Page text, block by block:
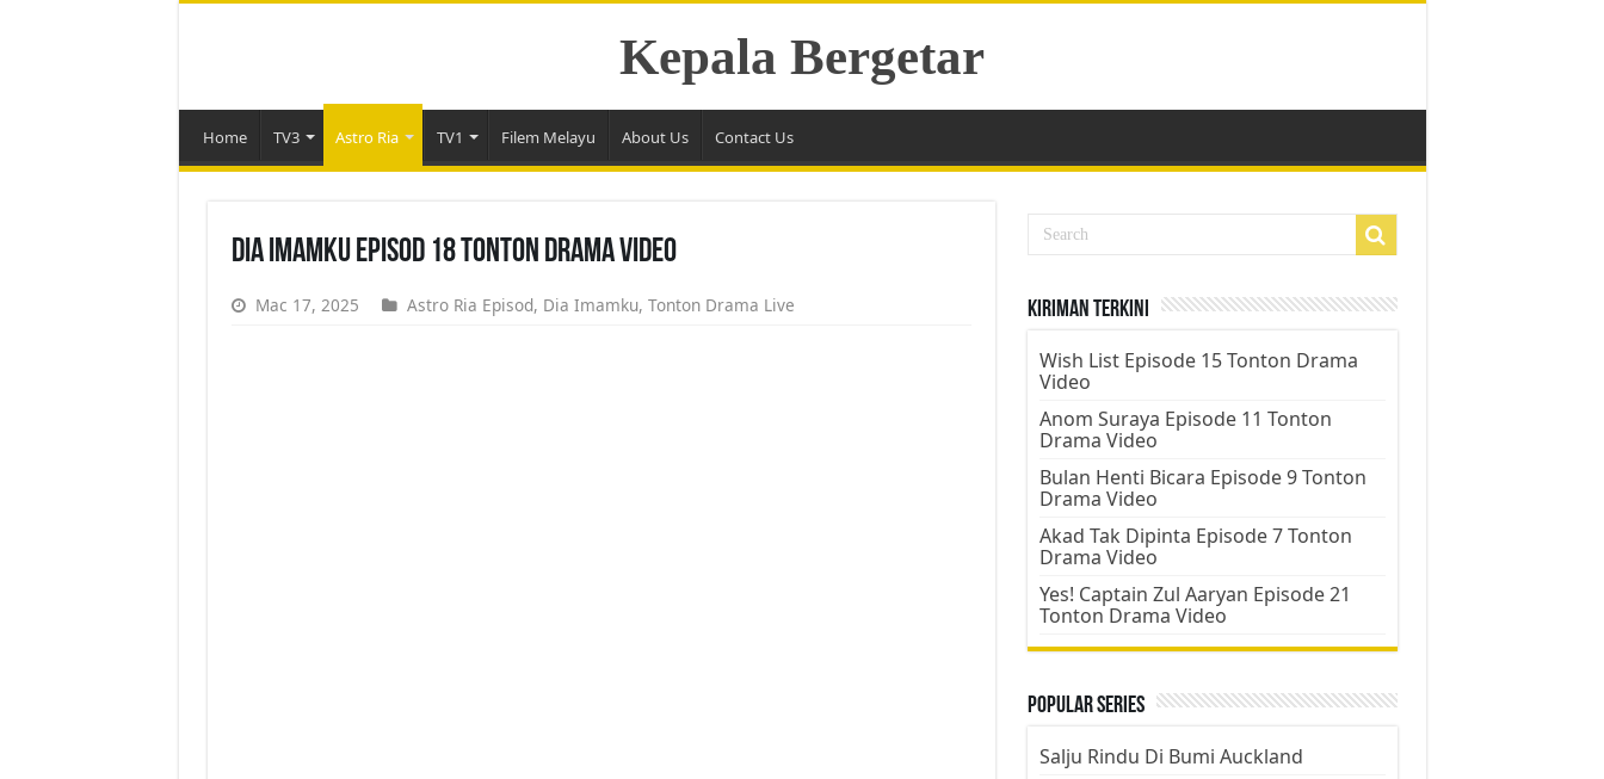
Kepala Bergetar
Home TV3 Astro Ria TV1 Filem Melayu About Us Contact Us
Dia Imamku Episod 18 Tonton Drama Video
Mac 17, 2025 Astro Ria Episod, Dia Imamku, Tonton Drama Live Kiriman Terkini
Wish List Episode 15 Tonton Drama
Video
Anom Suraya Episode 11 Tonton
Drama Video
Bulan Henti Bicara Episode 9 Tonton
Drama Video
Akad Tak Dipinta Episode 7 Tonton
Drama Video
Yes! Captain Zul Aaryan Episode 21
Tonton Drama Video
Popular Series
Salju Rindu Di Bumi Auckland